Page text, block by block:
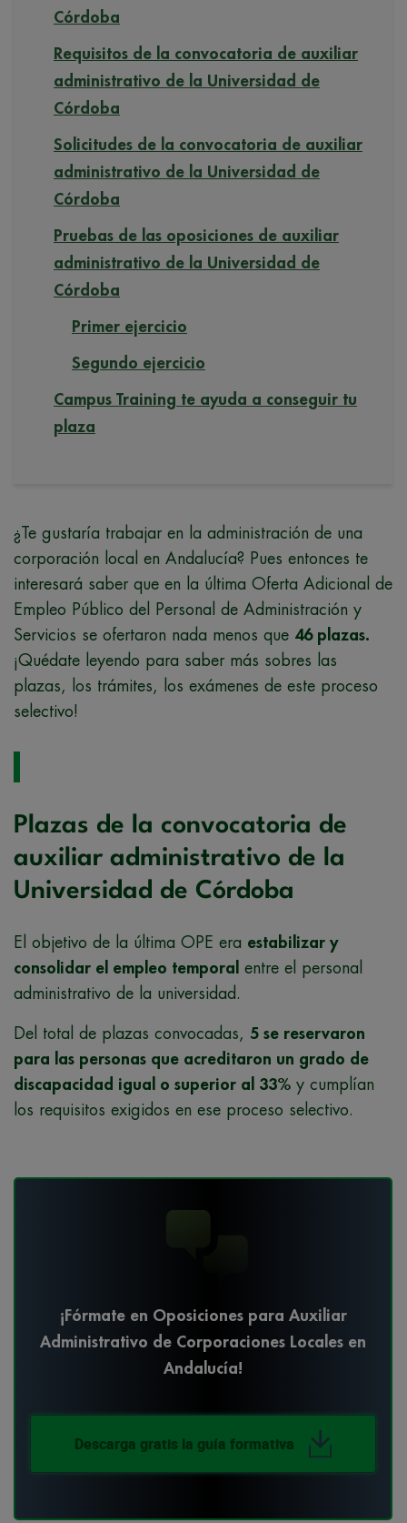
Córdoba
Requisitos de la convocatoria de auxiliar
administrativo de la Universidad de
Córdoba
Solicitudes de la convocatoria de auxiliar
administrativo de la Universidad de
Córdoba
Pruebas de las oposiciones de auxiliar
administrativo de la Universidad de
Córdoba
Primer ejercicio
Segundo ejercicio
Campus Training te ayuda a conseguir tu
plaza
¿Te gustaría trabajar en la administración de una
corporación local en Andalucía? Pues entonces te
interesará saber que en la última Oferta Adicional de
Empleo Público del Personal de Administración y
Servicios se ofertaron nada menos que 46 plazas.
¡Quédate leyendo para saber más sobres las
plazas, los trámites, los exámenes de este proceso
selectivo!
Plazas de la convocatoria de
auxiliar administrativo de la
Universidad de Córdoba
El objetivo de la última OPE era estabilizar y
consolidar el empleo temporal
entre el personal
administrativo de la universidad.
Del total de plazas convocadas, 5 se reservaron
para las personas que acreditaron un grado de
discapacidad igual o superior al 33% y cumplían
los requisitos exigidos en ese proceso selectivo.
¡Fórmate en Oposiciones para Auxiliar
Administrativo de Corporaciones Locales en
Andalucía!
Descarga gratis la guía formativa